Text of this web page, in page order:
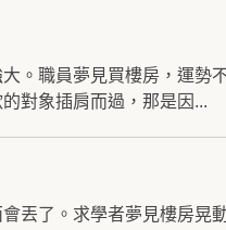
。職員夢見買樓房，運勢
對象插肩而過，那是因...
丟了。求學者夢見樓房晃